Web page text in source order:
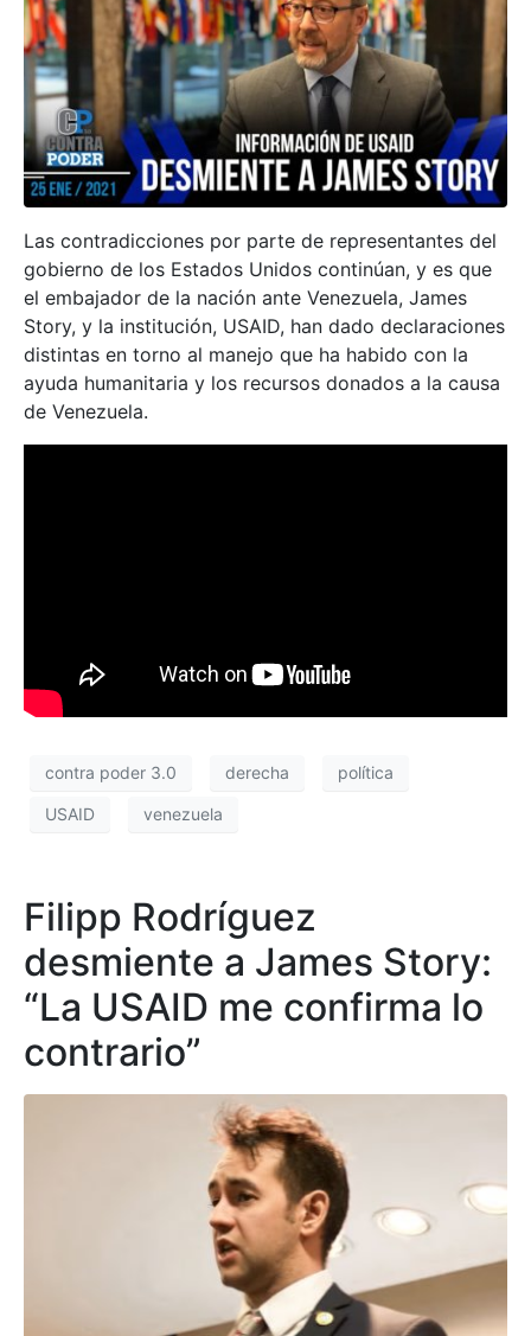
Las contradicciones por parte de representantes del
gobierno de los Estados Unidos continúan, y es que
el embajador de la nación ante Venezuela, James
Story, y la institución, USAID, han dado declaraciones
distintas en torno al manejo que ha habido con la
ayuda humanitaria y los recursos donados a la causa
de Venezuela.
contra poder 3.0 derecha política
USAID venezuela
Filipp Rodríguez
desmiente a James Story:
“La USAID me confirma lo
contrario”